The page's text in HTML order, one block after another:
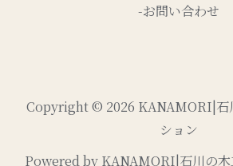
-お問い合わせ
Copyright © 2026 KANAMORI|石
ション
Powered by KANAMORI|石川の木